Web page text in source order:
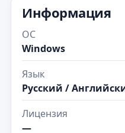
Информация
ОС
Windows
Язык
Русский /
Лицензия
—